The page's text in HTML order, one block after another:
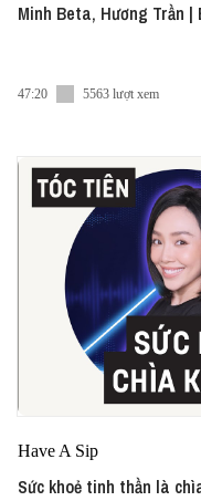
Minh Beta, Hương Trần |
47:20 5563 lượt xem
Have A Sip
Sức khoẻ tinh thần là